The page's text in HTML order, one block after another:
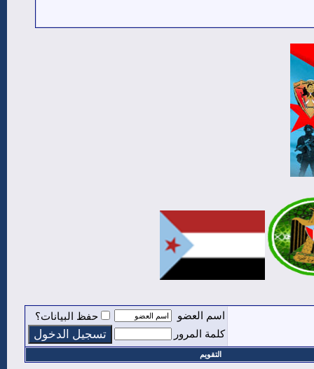
اسم العضو
حفظ البيانات؟
كلمة المرور
التقويم